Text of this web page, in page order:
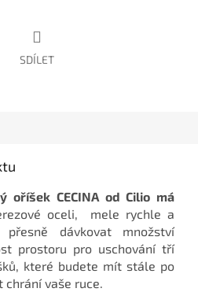
SDÍLET
oříšek CECINA od Cilio má
oceli, mele rychle a
dávkovat množství
prostoru pro uschování tří
které budete mít stále po
chrání vaše ruce.